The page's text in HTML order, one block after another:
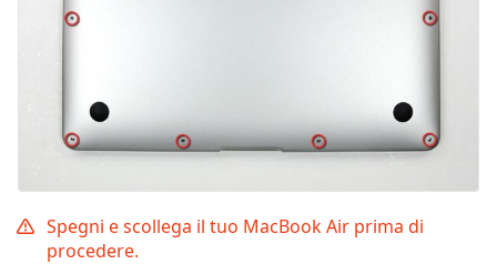
Spegni e scollega il tuo MacBook Air prima di
procedere.